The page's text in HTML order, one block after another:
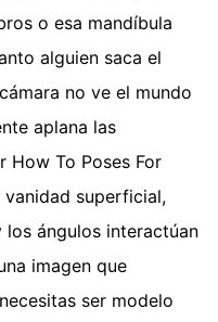
o esa mandíbula
alguien saca el
no ve el mundo
aplana las
How To Poses For
vanidad superficial,
ángulos interactúan
imagen que
ser modelo